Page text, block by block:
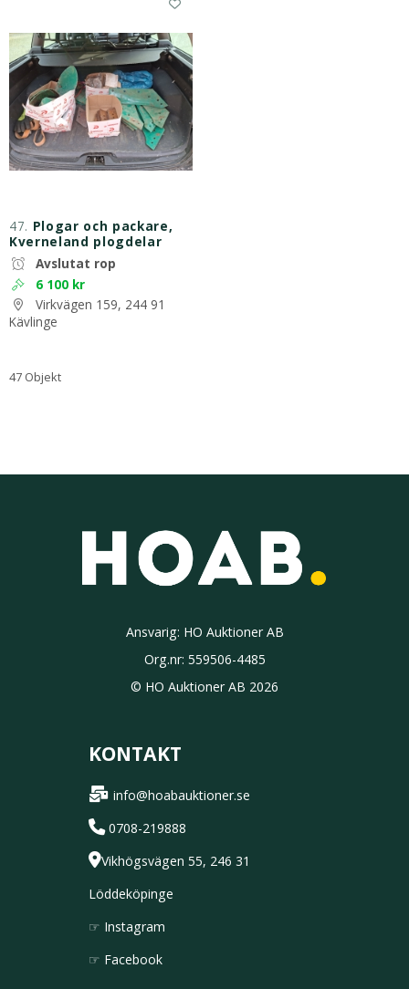
47. Plogar och packare,
Kverneland plogdelar
Avslutat rop
6 100 kr
Virkvägen 159, 244 91
Kävlinge
47 Objekt
Ansvarig: HO Auktioner AB
Org.nr: 559506-4485
© HO Auktioner AB 2026
KONTAKT
info@hoabauktioner.se
0708-219888
Vikhögsvägen 55, 246 31
Löddeköpinge
☞ Instagram
☞ Facebook